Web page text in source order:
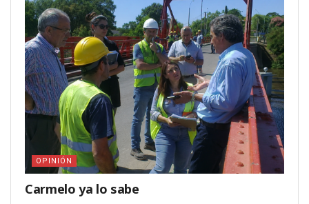
OPINIÓN
Carmelo ya lo sabe